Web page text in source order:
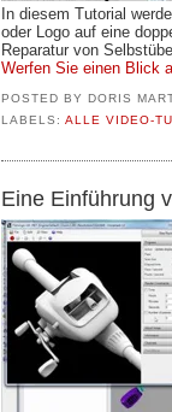
In diesem Tutorial
oder Logo auf eine
Reparatur von
Werfen Sie einen Blick
POSTED BY DORIS
LABELS: ALLE VIDEO-
Eine Einführung